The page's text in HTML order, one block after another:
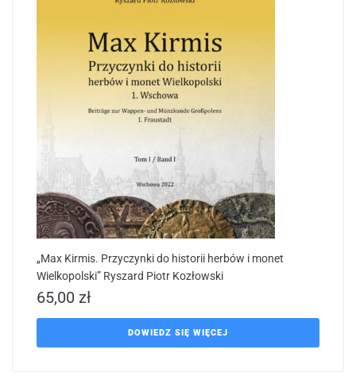
„Max Kirmis. Przyczynki do historii herbów i monet
Wielkopolski” Ryszard Piotr Kozłowski
65,00 zł
DOWIEDZ SIĘ WIĘCEJ